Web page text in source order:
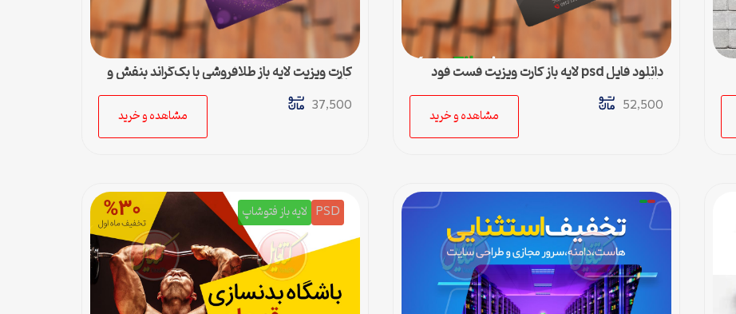
دانلود فایل psd لایه باز کارت ویزیت فست فود
زغالی
52,500
مشاهده و خرید
کارت ویزیت لایه باز طلافروشی با بک‌گراند بنفش و
طلایی
37,500
مشاهده و خرید
PSD لایه باز فتوشاپ